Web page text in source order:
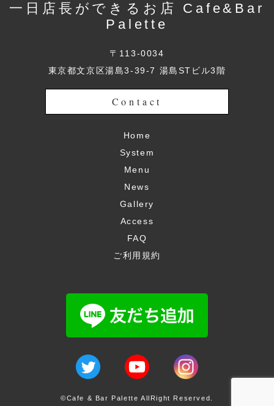
一日店長ができるお店 Cafe&Bar
Palette
〒113-0034
東京都文京区湯島3-39-7 湯島STビル3階
Contact
Home
System
Menu
News
Gallery
Access
FAQ
ご利用規約
©Cafe & Bar Palette AllRight Reserved.